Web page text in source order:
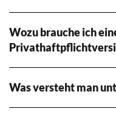
Wozu brauche ich
Was versteht man